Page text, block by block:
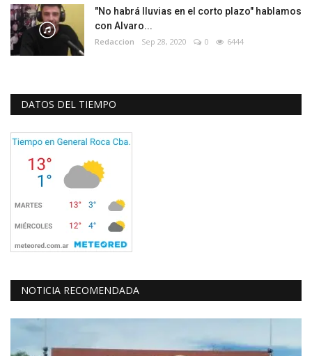
"No habrá lluvias en el corto plazo" hablamos
con Alvaro...
Redaccion Sep 28, 2020 0 6444
DATOS DEL TIEMPO
NOTICIA RECOMENDADA